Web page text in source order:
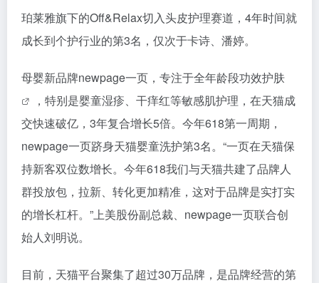
珀莱雅旗下的Off&Relax切入头皮护理赛道，4年时间就
成长到个护行业的第3名，仅次于卡诗、潘婷。
母婴新品牌newpage一页，专注于全年龄段功效护肤
，特别是婴童湿疹、干痒红等敏感肌护理，在天猫成
交快速破亿，3年复合增长5倍。今年618第一周期，
newpage一页跻身天猫婴童洗护第3名。“一页在天猫保
持新客双位数增长。今年618我们与天猫共建了品牌人
群投放包，拉新、转化更加精准，这对于品牌是实打实
的增长杠杆。”上美股份副总裁、newpage一页联合创
始人刘明说。
目前，天猫平台聚集了超过30万品牌，是品牌经营的第